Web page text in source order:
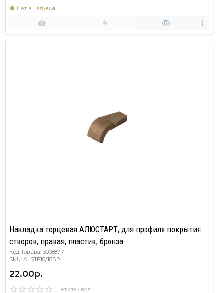
Нет в наличии
Накладка торцевая АЛЮСТАРТ, для профиля покрытия
створок, правая, пластик, бронза
Код Товара: 3008877
SKU: ALSTF16/18BR
22.00р.
Нет отзывов